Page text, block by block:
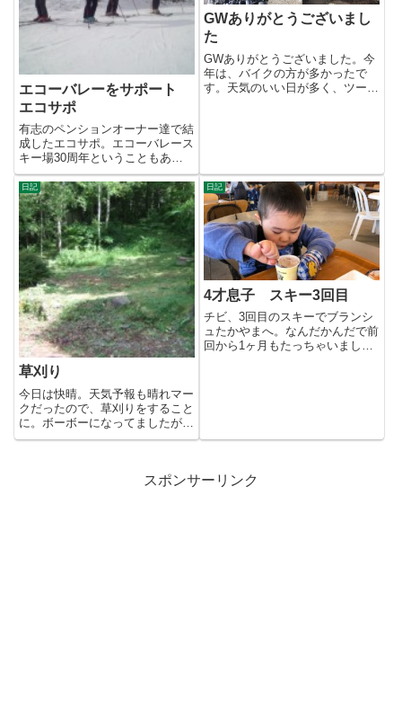
エコーバレーをサポート
エコサポ
有志のペンションオーナー達で結
成したエコサポ。エコーバレース
キー場30周年ということもあっ
て、皆でエコーバレーを盛り上
げ...
GWありがとうございまし
た
GWありがとうございました。今
年は、バイクの方が多かったで
す。天気のいい日が多く、ツーリ
日記
草刈り
今日は快晴。天気予報も晴れマー
クだったので、草刈りをすること
に。ボーボーになってましたが、
さっぱりしました。中央部の茂
日記
4才息子 スキー3回目
チビ、3回目のスキーでブランシ
ュたかやまへ。なんだかんだで前
回から1ヶ月もたっちゃいまし
スポンサーリンク